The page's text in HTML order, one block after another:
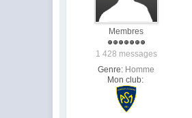
Membres
1 428 messages
Genre: Homme
Mon club: